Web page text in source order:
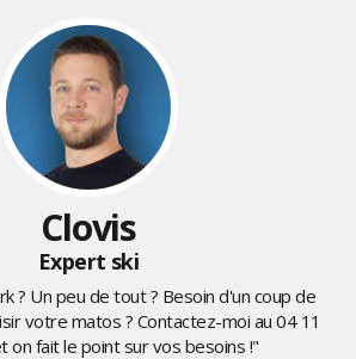
Clovis
Expert ski
? Un peu de tout ? Besoin d'un coup de
votre matos ? Contactez-moi au04 11
on fait le point sur vos besoins !"